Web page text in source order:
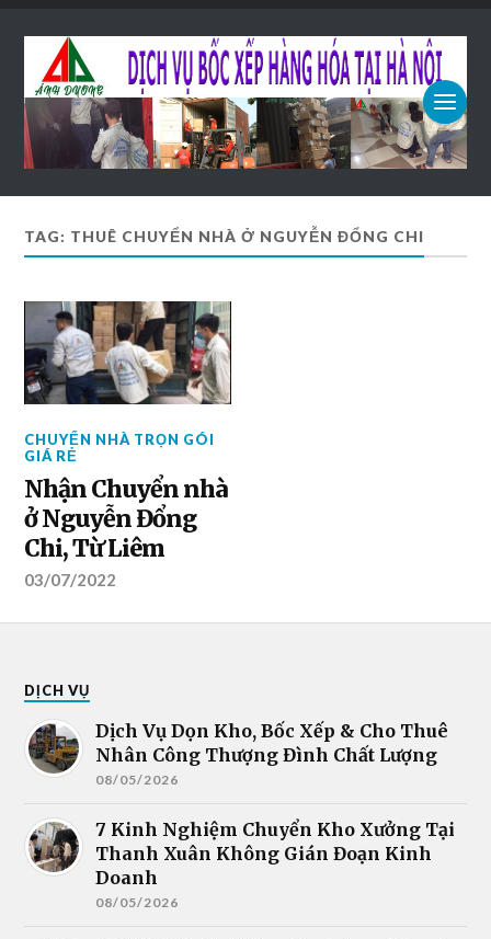
TAG: THUÊ CHUYỂN NHÀ Ở NGUYỄN ĐỔNG CHI
CHUYỂN NHÀ TRỌN GÓI
GIÁ RẺ
Nhận Chuyển nhà
ở Nguyễn Đổng
Chi, Từ Liêm
03/07/2022
DỊCH VỤ
Dịch Vụ Dọn Kho, Bốc Xếp & Cho Thuê
Nhân Công Thượng Đình Chất Lượng
08/05/2026
7 Kinh Nghiệm Chuyển Kho Xưởng Tại
Thanh Xuân Không Gián Đoạn Kinh
Doanh
08/05/2026